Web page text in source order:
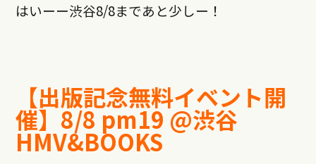
はいーー渋谷8/8まであと少しー！
【出版記念無料イベント開
催】8/8 pm19 @渋谷
HMV&BOOKS